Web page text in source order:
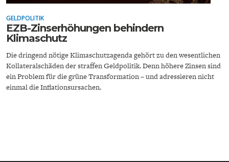
INDUSTRIEPOLITIK
ENERGIE & UMWELT
GELDPOLITIK
EZB-Zinserhöhungen behindern
Klimaschutz
Die dringend nötige Klimaschutzagenda gehört zu den wesentlichen
Kollateralschäden der straffen Geldpolitik. Denn höhere Zinsen sind
ein Problem für die grüne Transformation – und adressieren nicht
einmal die Inflationsursachen.